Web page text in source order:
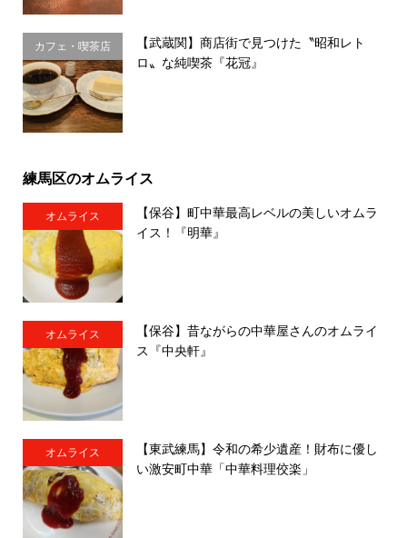
カフェ・喫茶店
【武蔵関】商店街で見つけた〝昭和レト
ロ〟な純喫茶『花冠』
練馬区のオムライス
オムライス
【保谷】町中華最高レベルの美しいオムラ
イス！『明華』
オムライス
【保谷】昔ながらの中華屋さんのオムライ
ス『中央軒』
オムライス
【東武練馬】令和の希少遺産！財布に優し
い激安町中華「中華料理佼楽」